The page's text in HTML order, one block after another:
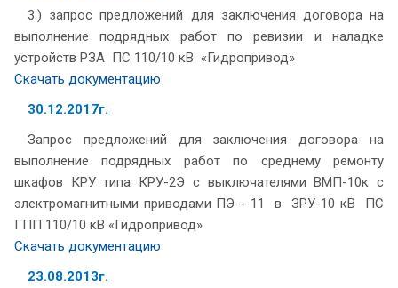
3.) запрос предложений для заключения договора на
выполнение подрядных работ по ревизии и наладке
устройств РЗА ПС 110/10 кВ «Гидропривод»
Скачать документацию
30.12.2017г.
Запрос предложений для заключения договора на
выполнение подрядных работ по среднему ремонту
шкафов КРУ типа КРУ-2Э с выключателями ВМП-10к с
электромагнитными приводами ПЭ - 11 в ЗРУ-10 кВ ПС
ГПП 110/10 кВ «Гидропривод»
Скачать документацию
23.08.2013г.